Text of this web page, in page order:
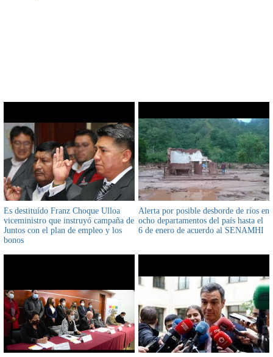
Es destituído Franz Choque Ulloa
viceministro que instruyó campaña de
Juntos con el plan de empleo y los
bonos
Alerta por posible desborde de ríos en
ocho departamentos del país hasta el
6 de enero de acuerdo al SENAMHI